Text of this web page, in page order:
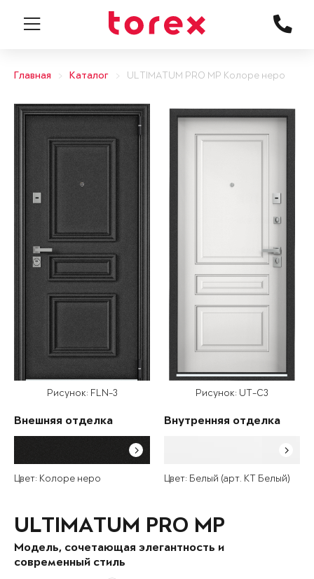
Главная Каталог ULTIMATUM PRO MP Колоре неро
Рисунок: FLN-3
Внешняя отделка
Цвет: Колоре неро
Рисунок: UT-C3
Внутренняя отделка
Цвет: Белый (арт. КТ Белый)
ULTIMATUM PRO MP
Модель, сочетающая элегантность и
современный стиль